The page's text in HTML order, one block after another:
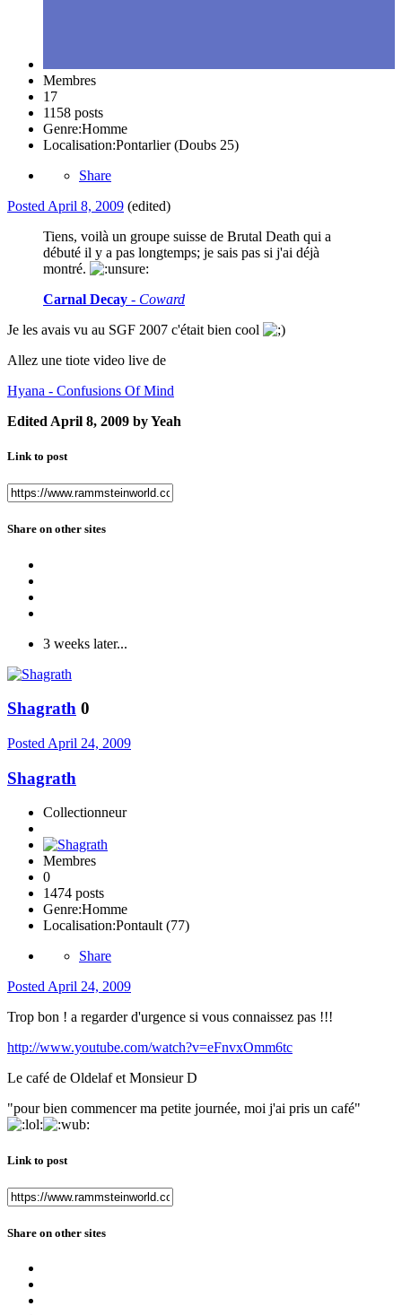
Membres
17
1158 posts
Genre:Homme
Localisation:Pontarlier (Doubs 25)
Share
Posted April 8, 2009 (edited)
Tiens, voilà un groupe suisse de Brutal Death qui a
débuté il y a pas longtemps; je sais pas si j'ai déjà
montré.
Carnal Decay - Coward
Je les avais vu au SGF 2007 c'était bien cool
Allez une tiote video live de
Hyana - Confusions Of Mind
Edited April 8, 2009 by Yeah
Link to post
Share on other sites
3 weeks later...
Shagrath 0
Posted April 24, 2009
Shagrath
Collectionneur
Membres
0
1474 posts
Genre:Homme
Localisation:Pontault (77)
Share
PostedApril 24, 2009
Trop bon ! a regarder d'urgence si vous connaissez pas !!!
http://www.youtube.com/watch?v=eFnvxOmm6tc
Le café de Oldelaf et Monsieur D
"pour bien commencer ma petite journée, moi j'ai pris un café"
Link to post
Share on other sites